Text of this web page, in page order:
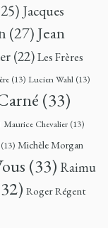
Jacques
(27) Jean
(22)Les Frères
(13) Lucien Wahl (13)
(33)
Maurice Chevalier (13)
(13) Michèle Morgan
(33) Raimu
Roger Régent